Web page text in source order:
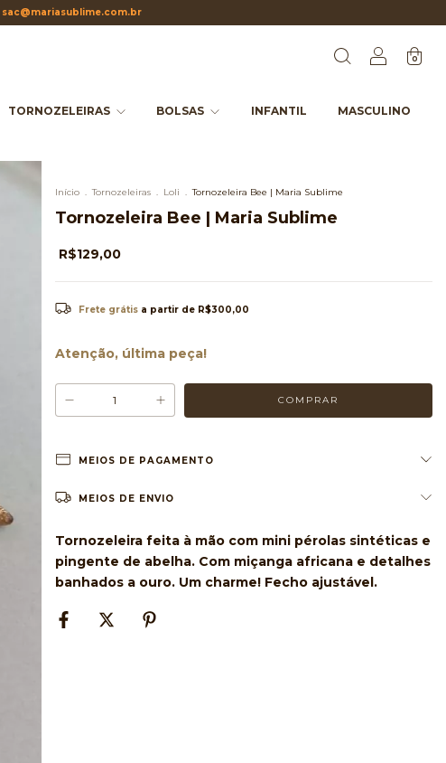
sac@mariasublime.com.br
0
TORNOZELEIRAS BOLSAS INFANTIL
MASCULINO
Início . Tornozeleiras . Loli . Tornozeleira Bee | Maria Sublime
Tornozeleira Bee | Maria Sublime
R$129,00
Frete grátis a partir de R$300,00
Atenção, última peça!
MEIOS DE PAGAMENTO
MEIOS DE ENVIO
Tornozeleira feita à mão com mini pérolas sintéticas e
pingente de abelha. Com miçanga africana e detalhes
banhados a ouro. Um charme! Fecho ajustável.